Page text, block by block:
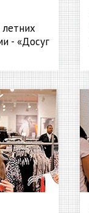
- «Досуг